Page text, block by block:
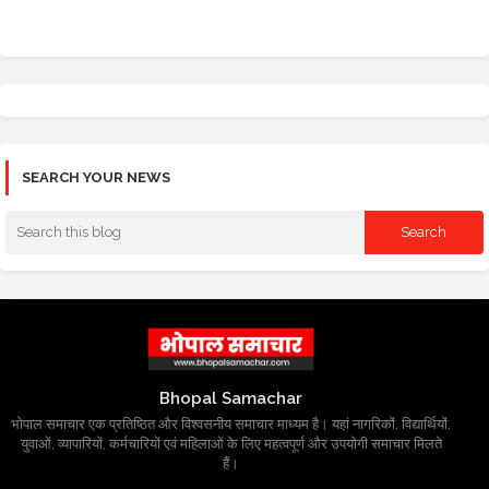
SEARCH YOUR NEWS
Bhopal Samachar
भोपाल समाचार एक प्रतिष्ठित और विश्वसनीय समाचार माध्यम है। यहां नागरिकों, विद्यार्थियों,
युवाओं, व्यापारियों, कर्मचारियों एवं महिलाओं के लिए महत्वपूर्ण और उपयोगी समाचार मिलते
हैं।